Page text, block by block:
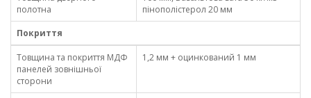
полотна
пінополістерол 20 мм
Покриття
Товщина та покриття МДФ
панелей зовнішньої
сторони
1,2 мм + оцинкований 1 мм